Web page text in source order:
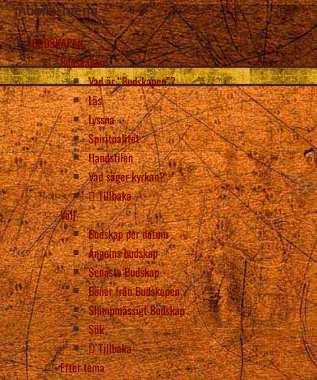
mobile_menu
BUDSKAPEN
Budskapen
Vad är “Budskapen”?
Läs
Lyssna
Spiritualitet
Handstilen
Vad säger kyrkan?
Tillbaka
Välj
Budskap per datum
Ängelns budskap
Senaste Budskap
Böner från Budskapen
Slumpmässigt Budskap
Sök
Tillbaka
Efter tema